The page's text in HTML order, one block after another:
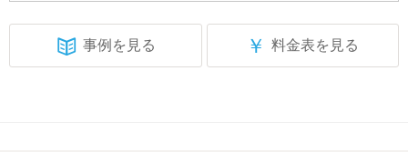
事例を見る ￥ 料金表を見る